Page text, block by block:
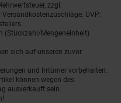
zzgl.
UVP:
(Stückzahl/Mengeneinheit)
sich auf unseren zuvor
und Irrtümer vorbehalten.
können wegen des
ausverkauft sein.